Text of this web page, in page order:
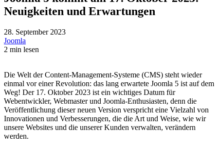
Neuigkeiten und Erwartungen
28. September 2023
Joomla
2 min lesen
Die Welt der Content-Management-Systeme (CMS) steht wieder
einmal vor einer Revolution: das lang erwartete Joomla 5 ist auf dem
Weg! Der 17. Oktober 2023 ist ein wichtiges Datum für
Webentwickler, Webmaster und Joomla-Enthusiasten, denn die
Veröffentlichung dieser neuen Version verspricht eine Vielzahl von
Innovationen und Verbesserungen, die die Art und Weise, wie wir
unsere Websites und die unserer Kunden verwalten, verändern
werden.